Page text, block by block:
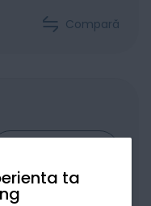
ta
Compară